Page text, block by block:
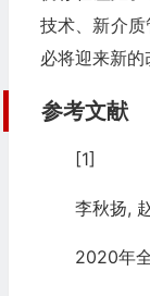
技术、新介
必将迎来新的
参考文献
[1]
李秋扬,
2020年